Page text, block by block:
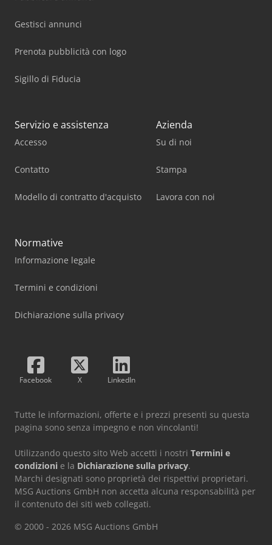
Gestisci annunci
Prenota pubblicità con logo
Sigillo di Fiducia
Servizio e assistenza
Accesso
Contatto
Modello di contratto d'acquisto
Azienda
Su di noi
Stampa
Lavora con noi
Normative
Informazione legale
Termini e condizioni
Dichiarazione sulla privacy
Facebook X LinkedIn
Tutte le informazioni, offerte e i prezzi presenti su questa
pagina sono senza impegno e non vincolanti!
Utilizzando questo sito Web accetti i nostri Termini e
condizioni e la Dichiarazione sulla privacy.
Marchi designati sono proprietà dei rispettivi proprietari.
MSG Auctions GmbH non accetta alcuna responsabilità per
il contenuto dei siti web collegati.
© 2000 - 2026 MSG Auctions GmbH